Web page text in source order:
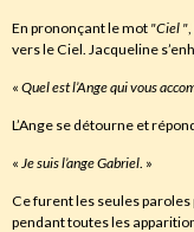
En prononçant le mot "Ciel "
vers le Ciel. Jacqueline
« Quel est l’Ange qui vous
L’Ange se détourne et
« Je suis l’ange Gabriel. »
Ce furent les seules paroles
pendant toutes les